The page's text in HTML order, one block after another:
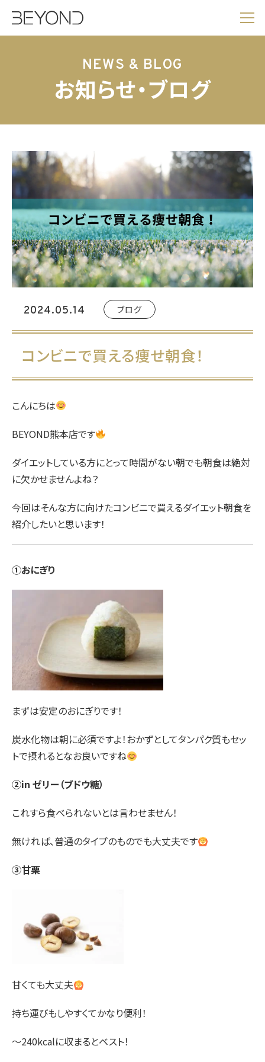
お知らせ・ブログ
NEWS & BLOG
2024.05.14 ブログ
コンビニで買える痩せ朝食！
こんにちは
BEYOND熊本店です
ダイエットしている方にとって時間がない朝でも朝食は絶対
に欠かせませんよね？
今回はそんな方に向けたコンビニで買えるダイエット朝食を
紹介したいと思います！
①おにぎり
まずは安定のおにぎりです！
炭水化物は朝に必須ですよ！おかずとしてタンパク質もセッ
トで摂れるとなお良いですね
②in ゼリー（ブドウ糖）
これすら食べられないとは言わせません！
無ければ、普通のタイプのものでも大丈夫です
③甘栗
甘くても大丈夫
持ち運びもしやすくてかなり便利！
〜240kcalに収まるとベスト！